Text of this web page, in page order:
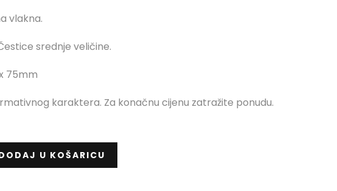
vlakna.
srednje veličine.
75mm
karaktera. Za konačnu cijenu zatražite ponudu.
U KOŠARICU